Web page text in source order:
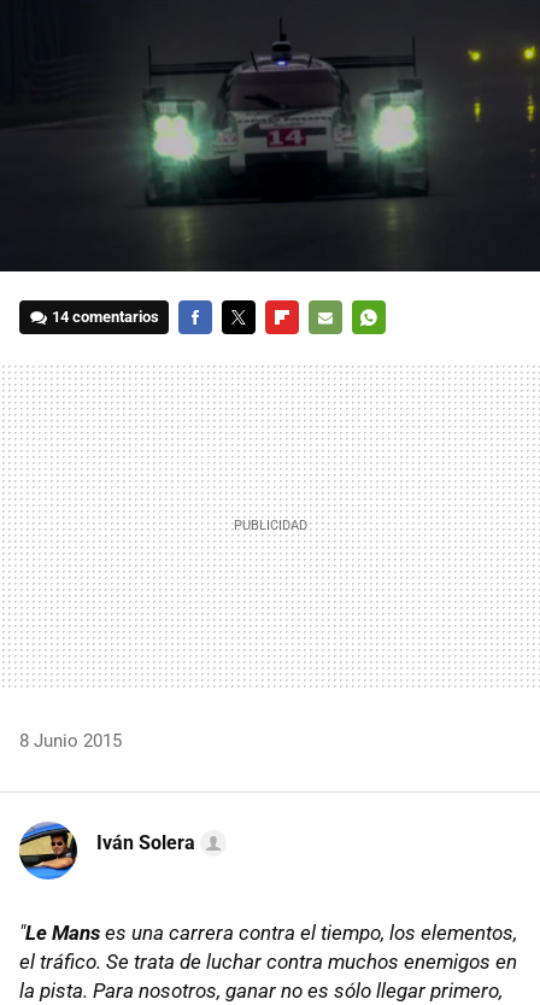
14 comentarios
MAIL
8 Junio 2015
Iván Solera
"Le Mans es una carrera contra el tiempo, los elementos,
el tráfico. Se trata de luchar contra muchos enemigos en
la pista. Para nosotros, ganar no es sólo llegar primero,